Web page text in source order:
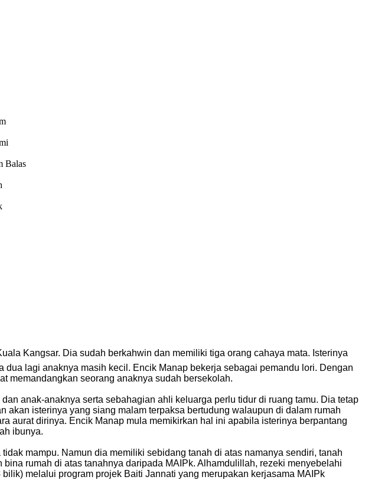
Balas
Kangsar. Dia sudah berkahwin dan memiliki tiga orang cahaya mata. Isterinya
lagi anaknya masih kecil. Encik Manap bekerja sebagai pemandu lori. Dengan
memandangkan seorang anaknya sudah bersekolah.
anak-anaknya serta sebahagian ahli keluarga perlu tidur di ruang tamu. Dia tetap
akan isterinya yang siang malam terpaksa bertudung walaupun di dalam rumah
aurat dirinya. Encik Manap mula memikirkan hal ini apabila isterinya berpantang
ibunya.
mampu. Namun dia memiliki sebidang tanah di atas namanya sendiri, tanah
rumah di atas tanahnya daripada MAIPk. Alhamdulillah, rezeki menyebelahi
melalui program projek Baiti Jannati yang merupakan kerjasama MAIPk